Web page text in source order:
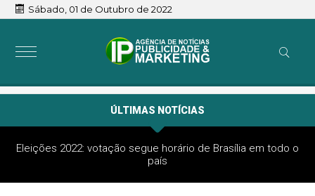
Sábado, 01 de Outubro de 2022
ÚLTIMAS NOTÍCIAS
Eleições 2022: votação segue horário de Brasília em todo o
país